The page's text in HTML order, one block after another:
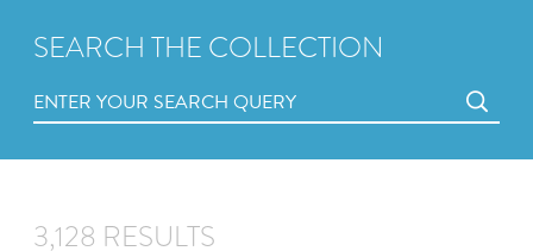
SEARCH THE COLLECTION
3,128 RESULTS